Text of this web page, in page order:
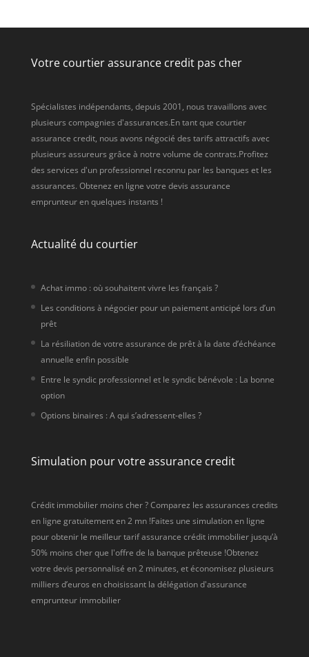
Votre courtier assurance credit pas cher
Spécialistes indépendants, depuis 2001, nous travaillons avec
plusieurs compagnies d'assurances.En tant que courtier
assurance credit, nous avons négocié des tarifs attractifs avec
plusieurs assureurs grâce à notre volume de contrats.Profitez
des services d'un professionnel reconnu par les banques et les
assurances. Obtenez en ligne votre devis assurance
emprunteur en quelques instants !
Actualité du courtier
Achat immo : où souhaitent vivre les français ?
Les conditions à négocier pour un paiement anticipé lors d’un
prêt
La résiliation de votre assurance de prêt à la date d’échéance
annuelle enfin possible
Entre le syndic professionnel et le syndic bénévole : La bonne
option
Options binaires : A qui s’adressent-elles ?
Simulation pour votre assurance credit
Crédit immobilier moins cher ? Comparez les assurances credits
en ligne gratuitement en 2 mn !Faites une simulation en ligne
pour obtenir le meilleur tarif assurance crédit immobilier jusqu’à
50% moins cher que l'offre de la banque prêteuse !Obtenez
votre devis personnalisé en 2 minutes, et économisez plusieurs
milliers d’euros en choisissant la délégation d'assurance
emprunteur immobilier